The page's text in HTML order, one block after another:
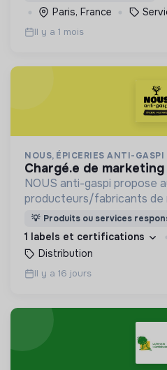
Paris, France
Il y a 1 mois
NOUS, ÉPICERIES ANTI-GASPI
chargé.e de
NOUS anti-gaspi propose
producteurs/fabricants de
produits déclassés et
offre aux consommateurs
consommation qualitatif et
💡 Produits ou services
1 labels et certifications
Distribution
Il y a 16 jours